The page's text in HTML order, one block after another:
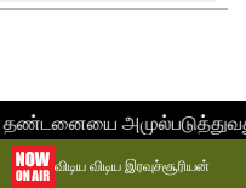
விடிய விடிய இரவுச்சூரியன்